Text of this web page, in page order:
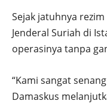
Sejak jatuhnya
Jenderal Suriah di
operasinya tanpa
“Kami sangat
Damaskus